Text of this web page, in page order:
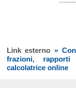
Link esterno »
frazioni,
calcolatrice online